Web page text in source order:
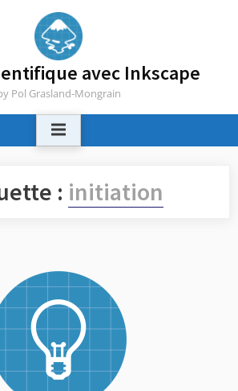
avec Inkscape
Pol Grasland-Mongrain
: initiation